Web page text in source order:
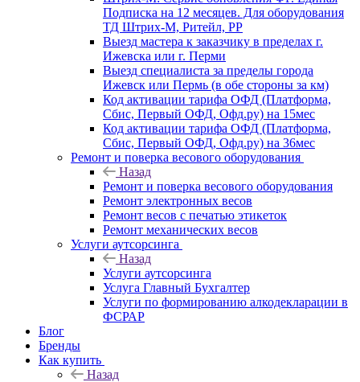
Подписка на 12 месяцев. Для оборудования
ТД Штрих-М, Ритейл, РР
Выезд мастера к заказчику в пределах г.
Ижевска или г. Перми
Выезд специалиста за пределы города
Ижевск или Пермь (в обе стороны за км)
Код активации тарифа ОФД (Платформа,
Сбис, Первый ОФД, Офд.ру) на 15мес
Код активации тарифа ОФД (Платформа,
Сбис, Первый ОФД, Офд.ру) на 36мес
Ремонт и поверка весового оборудования
Назад
Ремонт и поверка весового оборудования
Ремонт электронных весов
Ремонт весов с печатью этикеток
Ремонт механических весов
Услуги аутсорсинга
Назад
Услуги аутсорсинга
Услуга Главный Бухгалтер
Услуги по формированию алкодекларации в
ФСРАР
Блог
Бренды
Как купить
Назад